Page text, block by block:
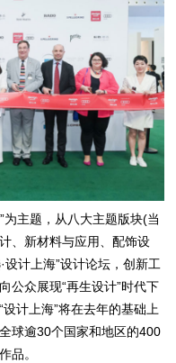
主题，从八大主题版块(当
、新材料与应用、配饰设
设计上海”设计论坛，创新工
公众展现“再生设计”时代下
计上海”将在去年的基础上
球逾30个国家和地区的400
品。